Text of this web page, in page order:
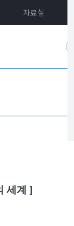
자료실
세계 ]